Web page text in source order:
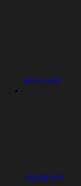
MCP 서버
관리자 API